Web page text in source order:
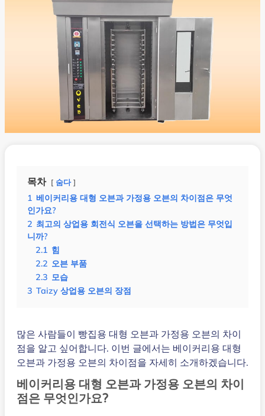
목차 숨다
1 베이커리용 대형 오븐과 가정용 오븐의 차이점은 무엇
인가요?
2 최고의 상업용 회전식 오븐을 선택하는 방법은 무엇입
니까?
2.1 힘
2.2 오븐 부품
2.3 모습
3 Taizy 상업용 오븐의 장점
많은 사람들이 빵집용 대형 오븐과 가정용 오븐의 차이
점을 알고 싶어합니다. 이번 글에서는 베이커리용 대형
오븐과 가정용 오븐의 차이점을 자세히 소개하겠습니다.
베이커리용 대형 오븐과 가정용 오븐의 차이
점은 무엇인가요?